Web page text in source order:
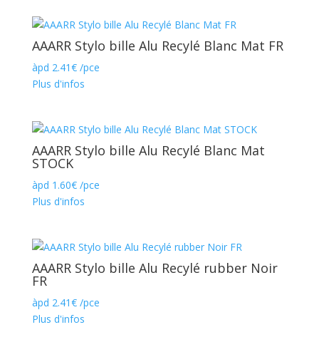
AAARR Stylo bille Alu Recylé Blanc Mat FR
àpd 2.41€/pce
Plus d'infos
AAARR Stylo bille Alu Recylé Blanc Mat
STOCK
àpd 1.60€/pce
Plus d'infos
AAARR Stylo bille Alu Recylé rubber Noir
FR
àpd 2.41€/pce
Plus d'infos